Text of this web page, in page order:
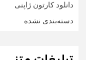
دانلود کارتون ژاپنی
دسته‌بندی نشده